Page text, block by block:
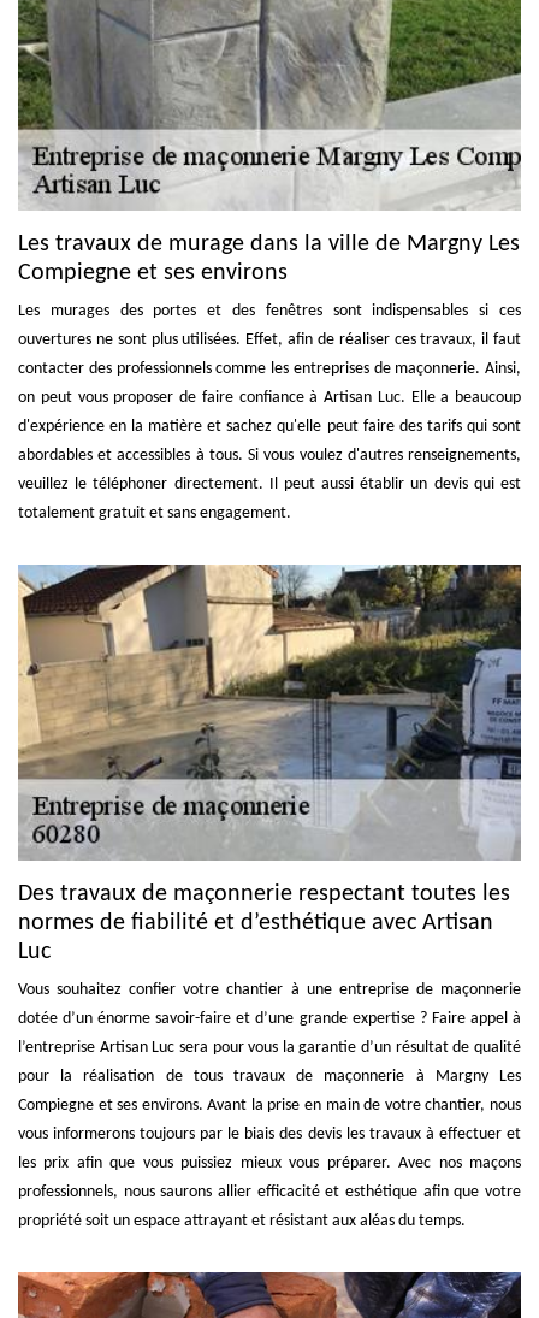
Les travaux de murage dans la ville de Margny Les
Compiegne et ses environs
Les murages des portes et des fenêtres sont indispensables si ces
ouvertures ne sont plus utilisées. Effet, afin de réaliser ces travaux, il faut
contacter des professionnels comme les entreprises de maçonnerie. Ainsi,
on peut vous proposer de faire confiance à Artisan Luc. Elle a beaucoup
d'expérience en la matière et sachez qu'elle peut faire des tarifs qui sont
abordables et accessibles à tous. Si vous voulez d'autres renseignements,
veuillez le téléphoner directement. Il peut aussi établir un devis qui est
totalement gratuit et sans engagement.
Des travaux de maçonnerie respectant toutes les
normes de fiabilité et d’esthétique avec Artisan
Luc
Vous souhaitez confier votre chantier à une entreprise de maçonnerie
dotée d’un énorme savoir-faire et d’une grande expertise ? Faire appel à
l’entreprise Artisan Luc sera pour vous la garantie d’un résultat de qualité
pour la réalisation de tous travaux de maçonnerie à Margny Les
Compiegne et ses environs. Avant la prise en main de votre chantier, nous
vous informerons toujours par le biais des devis les travaux à effectuer et
les prix afin que vous puissiez mieux vous préparer. Avec nos maçons
professionnels, nous saurons allier efficacité et esthétique afin que votre
propriété soit un espace attrayant et résistant aux aléas du temps.